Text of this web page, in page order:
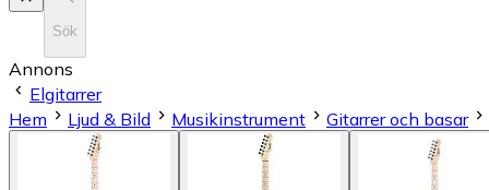
Sök
Annons
Elgitarrer
Hem
Ljud & Bild Musikinstrument Gitarrer och basar